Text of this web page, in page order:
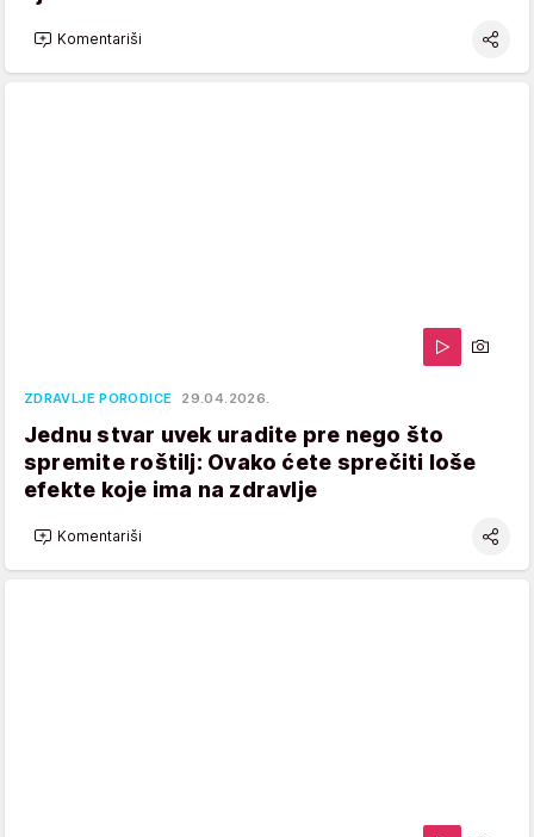
Komentariši
ZDRAVLJE PORODICE 29.04.2026.
Jednu stvar uvek uradite pre nego što
spremite roštilj: Ovako ćete sprečiti loše
efekte koje ima na zdravlje
Komentariši